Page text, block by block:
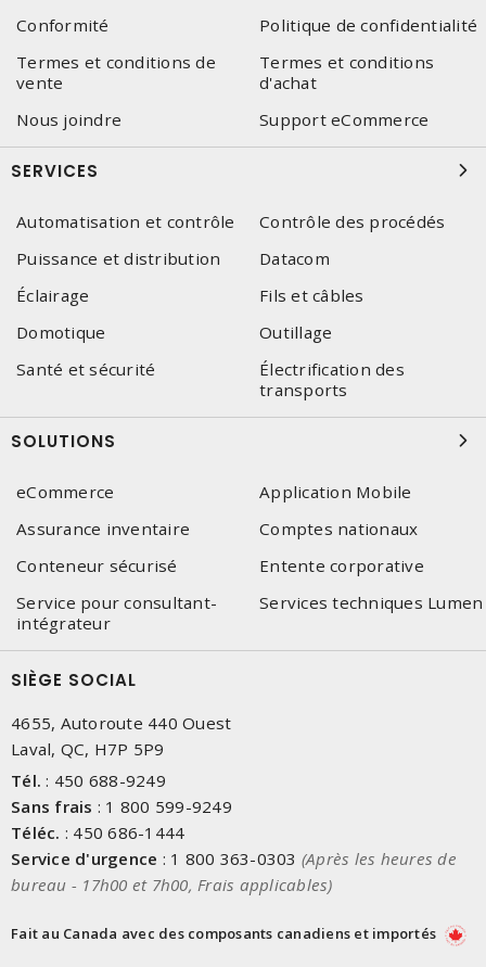
Conformité
Politique de confidentialité
Termes et conditions de
vente
Termes et conditions
d'achat
Nous joindre
Support eCommerce
SERVICES
Automatisation et contrôle
Contrôle des procédés
Puissance et distribution
Datacom
Éclairage
Fils et câbles
Domotique
Outillage
Santé et sécurité
Électrification des
transports
SOLUTIONS
eCommerce
Application Mobile
Assurance inventaire
Comptes nationaux
Conteneur sécurisé
Entente corporative
Service pour consultant-
intégrateur
Services techniques Lumen
SIÈGE SOCIAL
4655, Autoroute 440 Ouest
Laval, QC, H7P 5P9
Tél. : 450 688-9249
Sans frais : 1 800 599-9249
Téléc. : 450 686-1444
Service d'urgence : 1 800 363-0303 (Après les heures de
bureau - 17h00 et 7h00, Frais applicables)
Fait au Canada avec des composants canadiens et importés